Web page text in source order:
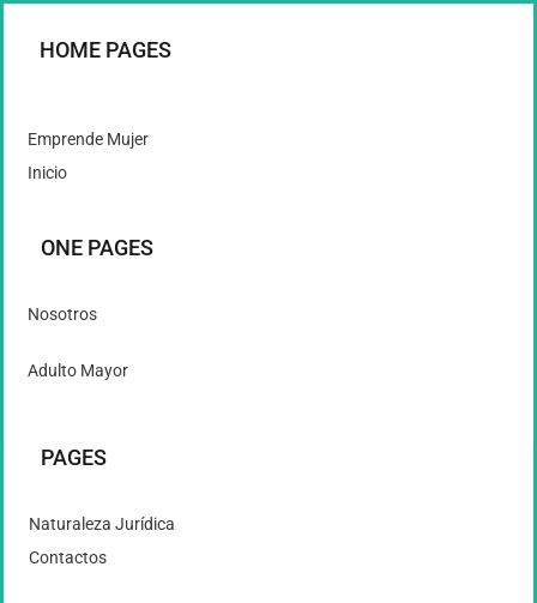
HOME PAGES
Emprende Mujer
Inicio
ONE PAGES
Nosotros
Adulto Mayor
PAGES
Naturaleza Jurídica
Contactos